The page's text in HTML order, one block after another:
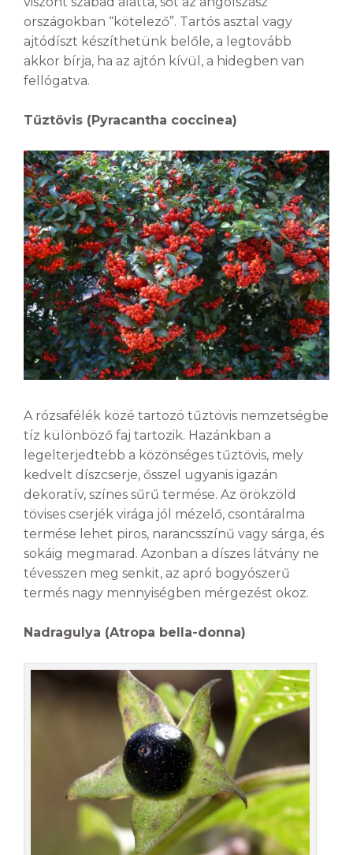
országokban “kötelező”. Tartós asztal vagy
ajtódíszt készíthetünk belőle, a legtovább
akkor bírja, ha az ajtón kívül, a hidegben van
fellógatva.
Tűztövis (Pyracantha coccinea)
A rózsafélék közé tartozó tűztövis nemzetségbe
tíz különböző faj tartozik. Hazánkban a
legelterjedtebb a közönséges tűztövis, mely
kedvelt díszcserje, ősszel ugyanis igazán
dekoratív, színes sűrű termése. Az örökzöld
tövises cserjék virága jól mézelő, csontáralma
termése lehet piros, narancsszínű vagy sárga, és
sokáig megmarad. Azonban a díszes látvány ne
tévesszen meg senkit, az apró bogyószerű
termés nagy mennyiségben mérgezést okoz.
Nadragulya (Atropa bella-donna)